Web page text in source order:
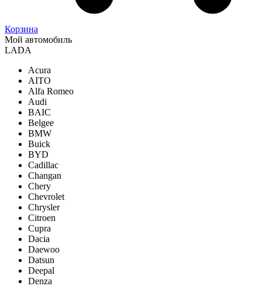
Корзина
Мой автомобиль
LADA
Acura
AITO
Alfa Romeo
Audi
BAIC
Belgee
BMW
Buick
BYD
Cadillac
Changan
Chery
Chevrolet
Chrysler
Citroen
Cupra
Dacia
Daewoo
Datsun
Deepal
Denza